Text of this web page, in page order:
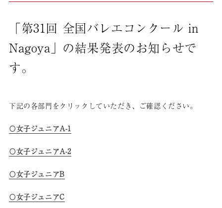
「第31回 全国バレエコンクール in
Nagoya」の結果発表のお知らせで
す。
下記の各部門をクリックしていただき、ご確認ください。
〇女子ジュニアA-1
〇女子ジュニアA-2
〇女子ジュニアB
〇女子ジュニアC